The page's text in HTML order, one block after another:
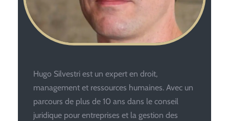
Hugo Silvestri est un expert en droit,
management et ressources humaines. Avec un
parcours de plus de 10 ans dans le conseil
juridique pour entreprises et la gestion des